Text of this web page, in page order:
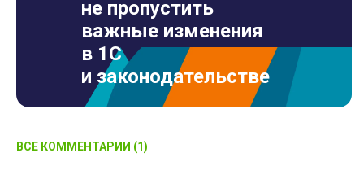
не пропустить
важные изменения
в 1С
и законодательстве
ВСЕ КОММЕНТАРИИ (1)